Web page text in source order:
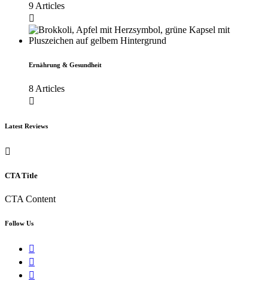
9 Articles
Ernährung & Gesundheit
8 Articles
Latest Reviews
CTA Title
CTA Content
Follow Us